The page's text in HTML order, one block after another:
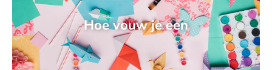
Hoe vouw je een